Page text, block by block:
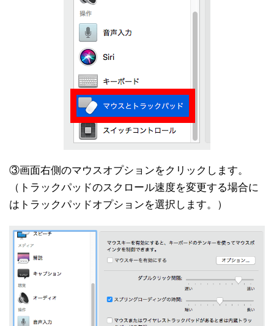
③画面右側のマウスオプションをクリックします。
（トラックパッドのスクロール速度を変更する場合に
はトラックパッドオプションを選択します。）